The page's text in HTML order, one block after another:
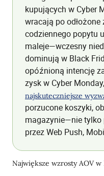
kupujących w Cyber
wracają po
codziennego popytu
maleje—wczesny
dominują w Black
opóźnioną intencję
zysk w Cyber
najskuteczniejsze
porzucone koszyki,
magazynie—nie tylko
przez Web Push,
Największe wzrosty AOV w